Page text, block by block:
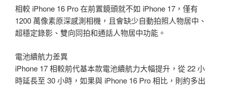
相較 iPhone 16 Pro 在前置鏡頭就不如 iPhone 17，僅有
1200 萬像素原深感測相機，且會缺少自動拍照人物居中、
超穩定錄影、雙向同拍和通話人物居中功能。
電池續航力差異
iPhone 17 相較前代基本款電池續航力大幅提升，從 22 小
時延長至 30 小時，如果與 iPhone 16 Pro 相比，則約多出